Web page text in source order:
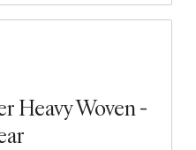
Heavy Woven -